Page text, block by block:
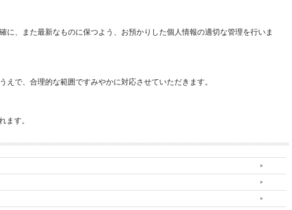
、また最新なものに保つよう、お預かりした個人情報の適切な管理を行いま
で、合理的な範囲ですみやかに対応させていただきます。
ます。